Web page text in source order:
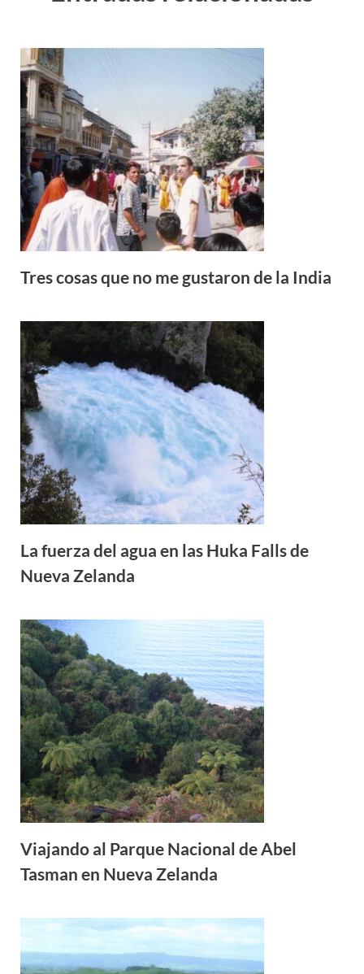
Tres cosas que no me gustaron de la India
La fuerza del agua en las Huka Falls de
Nueva Zelanda
Viajando al Parque Nacional de Abel
Tasman en Nueva Zelanda